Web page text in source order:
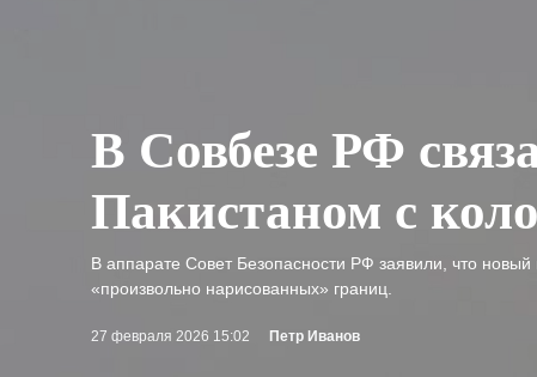
В Совбезе РФ
Пакистаном с
В аппарате Совет Безопасности РФ заявили, что
«произвольно нарисованных» границ.
27 февраля 2026 15:02 Петр Иванов